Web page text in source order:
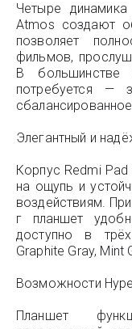
Четыре
Atmos создают
позволяет
фильмов,
В большинстве
потребуется —
Элегантный и
Корпус Redmi Pad
на ощупь и
воздействиям.
г планшет
доступно в
Graphite Gray, Mint
Возможности
Планшет